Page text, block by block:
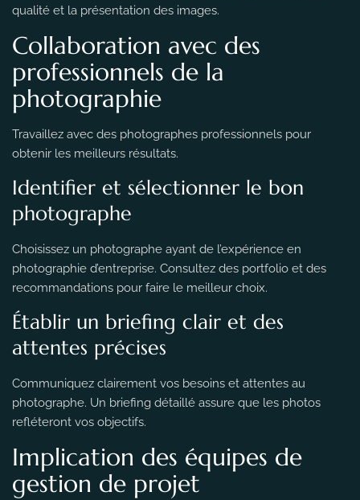
qualité et la présentation des images.
Collaboration avec des
professionnels de la
photographie
Travaillez avec des photographes professionnels pour
obtenir les meilleurs résultats.
Identifier et sélectionner le bon
photographe
Choisissez un photographe ayant de l’expérience en
photographie d’entreprise. Consultez des portfolio et des
recommandations pour faire le meilleur choix.
Établir un briefing clair et des
attentes précises
Communiquez clairement vos besoins et attentes au
photographe. Un briefing détaillé assure que les photos
refléteront vos objectifs.
Implication des équipes de
gestion de projet